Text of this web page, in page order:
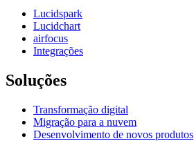
Lucidspark
Lucidchart
airfocus
Integrações
Soluções
Transformação digital
Migração para a nuvem
Desenvolvimento de novos produtos